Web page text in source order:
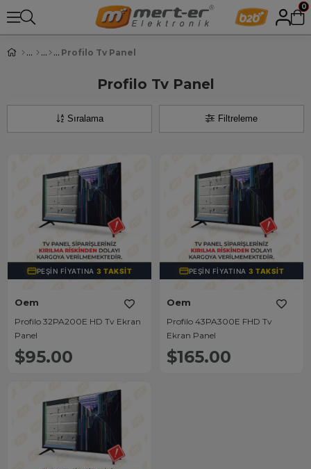
0
Profilo Tv Panel
Profilo Tv Panel
Filtreleme
Sıralama
PEŞIN FIYATINA3 TAKSIT
Oem
Profilo 32PA200E HD Tv Ekran
Panel
$95.00
PEŞIN FIYATINA3 TAKSIT
Oem
Profilo 43PA300E FHD Tv
Ekran Panel
$165.00